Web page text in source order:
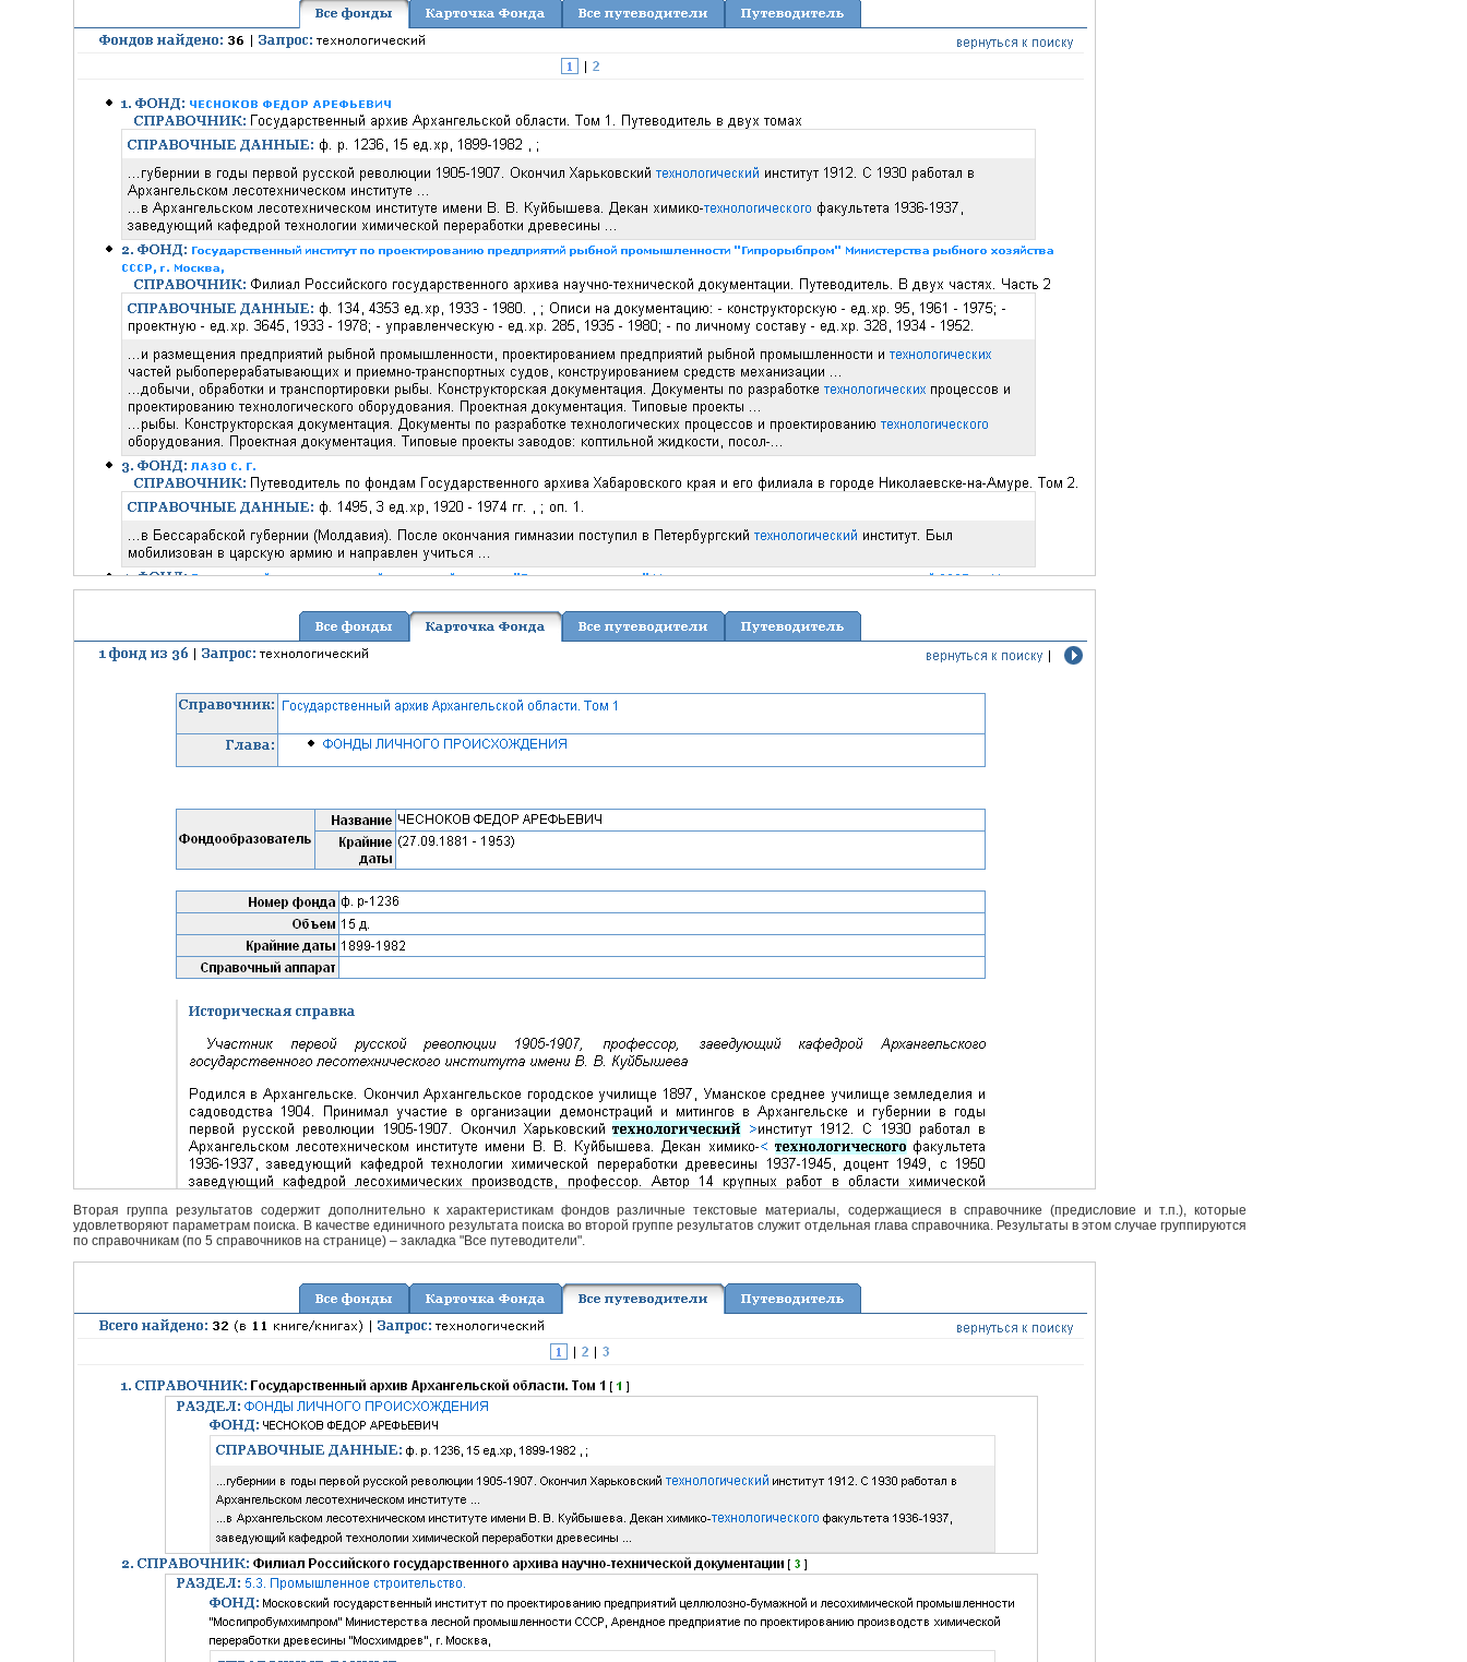
Вторая группа результатов содержит дополнительно к характеристикам фондов различные текстовые материалы, содержащиеся в справочнике (предисловие и т.п.), которые
удовлетворяют параметрам поиска. В качестве единичного результата поиска во второй группе результатов служит отдельная глава справочника. Результаты в этом случае группируются
по справочникам (по 5 справочников на странице) – закладка "Все путеводители".